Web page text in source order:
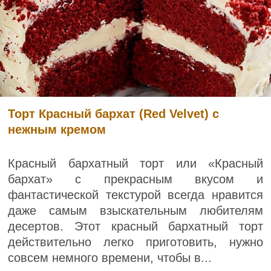
Торт Красный бархат (Red Velvet) с
нежным кремом
Красный бархатный торт или «Красный
бархат» с прекрасным вкусом и
фантастической текстурой всегда нравится
даже самым взыскательным любителям
десертов. Этот красный бархатный торт
действительно легко приготовить, нужно
совсем немного времени, чтобы в...